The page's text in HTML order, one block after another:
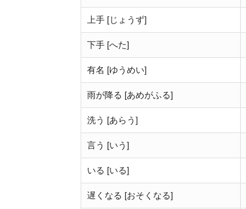
上手 [じょうず]
下手 [へた]
有名 [ゆうめい]
雨が降る [あめがふる]
洗う [あらう]
言う [いう]
いる [いる]
遅くなる [おそくなる]